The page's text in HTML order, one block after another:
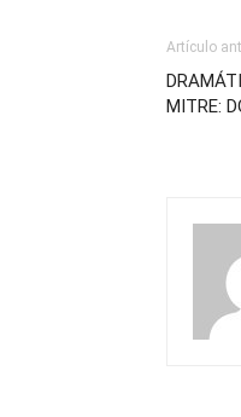
Artículo
MITRE: